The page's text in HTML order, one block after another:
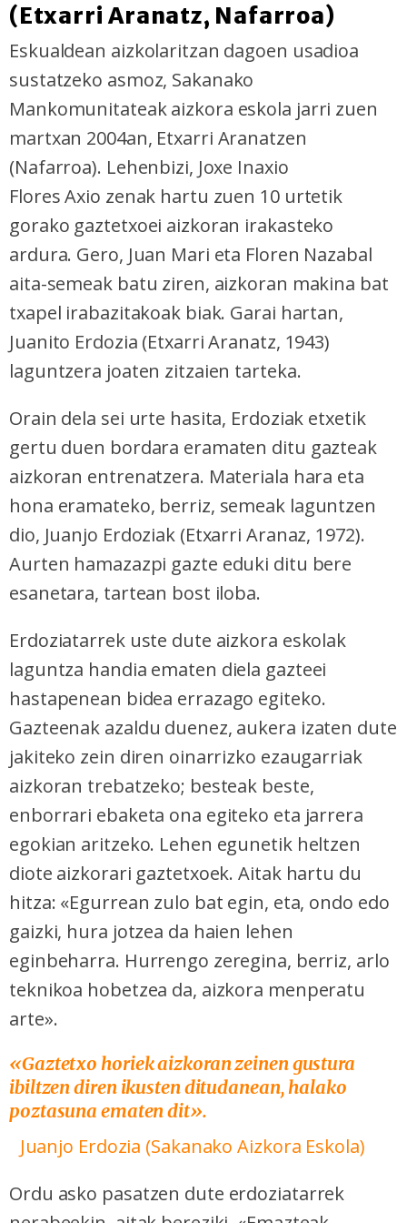
(Etxarri Aranatz, Nafarroa)
Eskualdean aizkolaritzan dagoen usadioa
sustatzeko asmoz, Sakanako
Mankomunitateak aizkora eskola jarri zuen
martxan 2004an, Etxarri Aranatzen
(Nafarroa). Lehenbizi, Joxe Inaxio
Flores Axio zenak hartu zuen 10 urtetik
gorako gaztetxoei aizkoran irakasteko
ardura. Gero, Juan Mari eta Floren Nazabal
aita-semeak batu ziren, aizkoran makina bat
txapel irabazitakoak biak. Garai hartan,
Juanito Erdozia (Etxarri Aranatz, 1943)
laguntzera joaten zitzaien tarteka.
Orain dela sei urte hasita, Erdoziak etxetik
gertu duen bordara eramaten ditu gazteak
aizkoran entrenatzera. Materiala hara eta
hona eramateko, berriz, semeak laguntzen
dio, Juanjo Erdoziak (Etxarri Aranaz, 1972).
Aurten hamazazpi gazte eduki ditu bere
esanetara, tartean bost iloba.
Erdoziatarrek uste dute aizkora eskolak
laguntza handia ematen diela gazteei
hastapenean bidea errazago egiteko.
Gazteenak azaldu duenez, aukera izaten dute
jakiteko zein diren oinarrizko ezaugarriak
aizkoran trebatzeko; besteak beste,
enborrari ebaketa ona egiteko eta jarrera
egokian aritzeko. Lehen egunetik heltzen
diote aizkorari gaztetxoek. Aitak hartu du
hitza: «Egurrean zulo bat egin, eta, ondo edo
gaizki, hura jotzea da haien lehen
eginbeharra. Hurrengo zeregina, berriz, arlo
teknikoa hobetzea da, aizkora menperatu
arte».
«Gaztetxo horiek aizkoran zeinen gustura
ibiltzen diren ikusten ditudanean, halako
poztasuna ematen dit».
Juanjo Erdozia (Sakanako Aizkora Eskola)
Ordu asko pasatzen dute erdoziatarrek